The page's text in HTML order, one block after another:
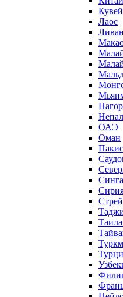
Лаос
Ливан
Непал
ОАЭ
Оман